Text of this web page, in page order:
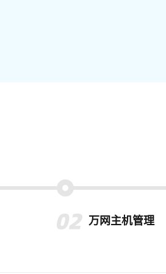
万网主机管理